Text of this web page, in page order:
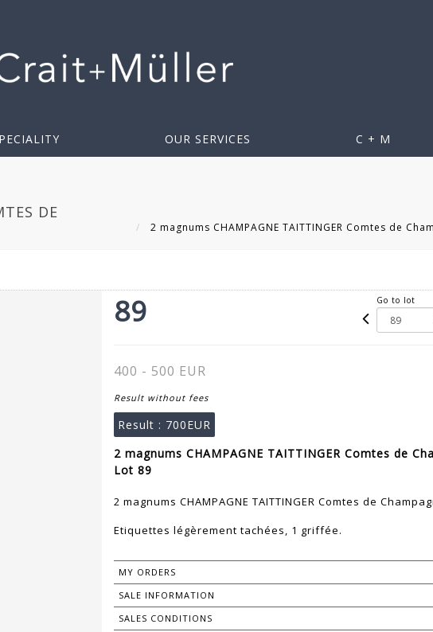
OUR SERVICES C + M
DE
2 magnums CHAMPAGNE TAITTINGER Comtes de
89 Go to lot
400 - 500 EUR
Result without fees
Result : 700EUR
2 magnums CHAMPAGNE TAITTINGER Comtes de
Lot 89
2 magnums CHAMPAGNE TAITTINGER Comtes de
Etiquettes légèrement tachées, 1 griffée.
MY ORDERS
SALE INFORMATION
SALES CONDITIONS